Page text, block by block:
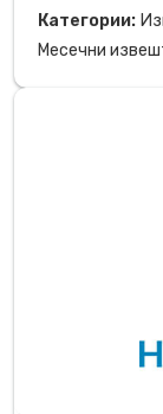
Категории:
Месечни